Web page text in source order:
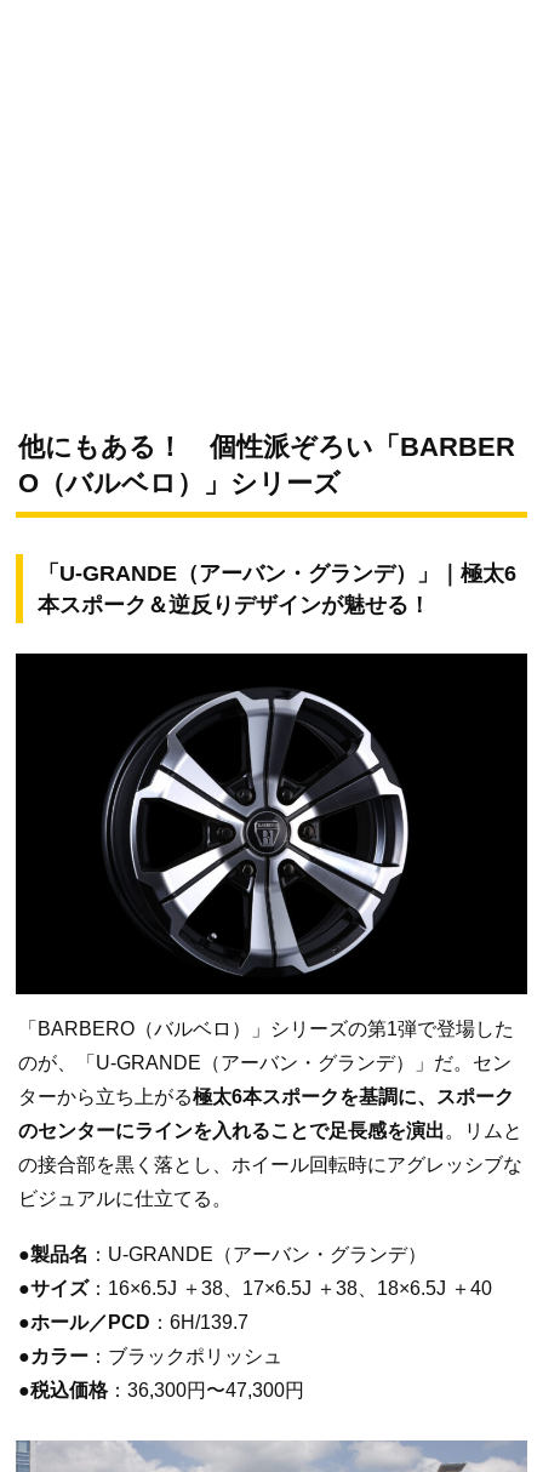
他にもある！ 個性派ぞろい「BARBER
O（バルベロ）」シリーズ
「U-GRANDE（アーバン・グランデ）」｜極太6
本スポーク＆逆反りデザインが魅せる！
「BARBERO（バルベロ）」シリーズの第1弾で登場した
のが、「U-GRANDE（アーバン・グランデ）」だ。セン
ターから立ち上がる極太6本スポークを基調に、スポーク
のセンターにラインを入れることで足長感を演出。リムと
の接合部を黒く落とし、ホイール回転時にアグレッシブな
ビジュアルに仕立てる。
●製品名 ：U-GRANDE（アーバン・グランデ）
●サイズ：16×6.5J ＋38、17×6.5J ＋38、18×6.5J ＋40
●ホール／PCD ：6H/139.7
●カラー ：ブラックポリッシュ
●税込価格：36,300円〜47,300円